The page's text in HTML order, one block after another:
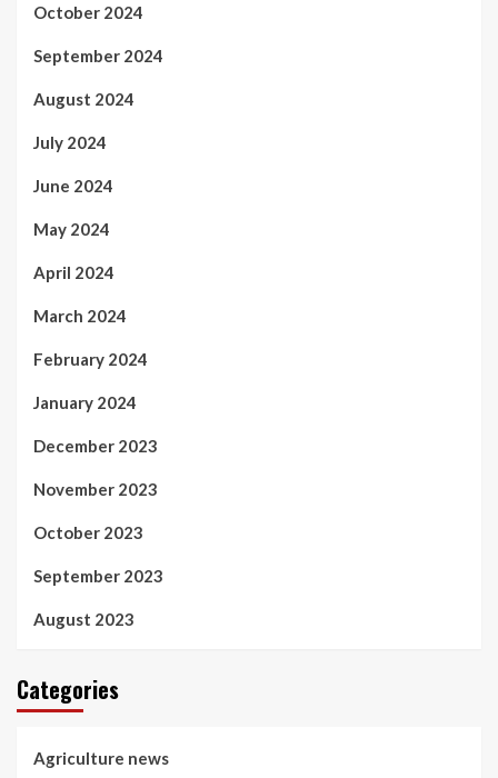
October 2024
September 2024
August 2024
July 2024
June 2024
May 2024
April 2024
March 2024
February 2024
January 2024
December 2023
November 2023
October 2023
September 2023
August 2023
Categories
Agriculture news